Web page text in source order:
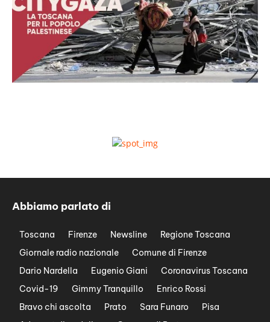
Abbiamo parlato di
Toscana Firenze Newsline
Regione Toscana
Giornale radio nazionale
Comune di Firenze
Dario Nardella
Eugenio Giani
Coronavirus Toscana
Covid-19
Gimmy Tranquillo
Enrico Rossi
Bravo chi ascolta
Prato Sara Funaro
Pisa